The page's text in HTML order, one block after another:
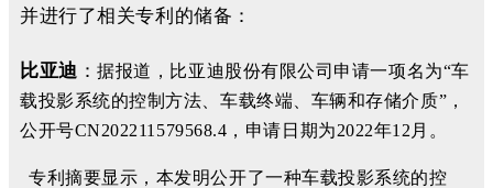
并进行了相关专利的储备：
比亚迪 ：据报道，比亚迪股份有限公司申请一项名为“车
载投影系统的控制方法、车载终端、车辆和存储介质”，
公开号CN202211579568.4，申请日期为2022年12月。
专利摘要显示，本发明公开了一种车载投影系统的控